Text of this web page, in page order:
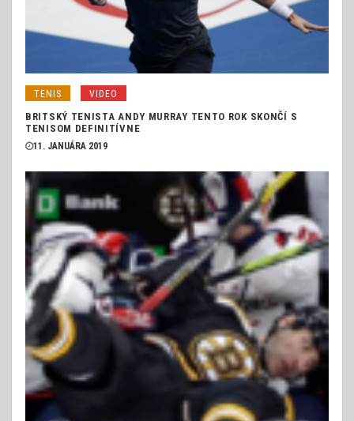
TENIS VIDEO
BRITSKÝ TENISTA ANDY MURRAY TENTO ROK SKONČÍ S
TENISOM DEFINITÍVNE
11. JANUÁRA 2019